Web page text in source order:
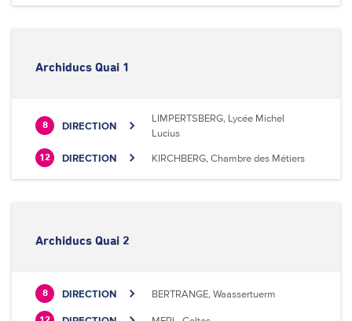
Archiducs Quai 1
8 DIRECTION
LIMPERTSBERG, Lycée Michel
Lucius
12 DIRECTION KIRCHBERG, Chambre des Métiers
Archiducs Quai 2
8 DIRECTION BERTRANGE, Waassertuerm